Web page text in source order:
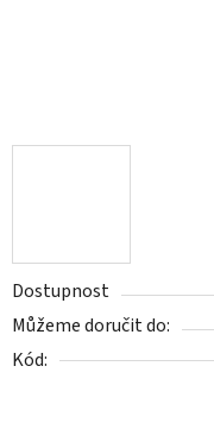
Dostupnost
Můžeme doručit do:
Kód: